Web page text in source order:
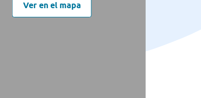
Ver en el mapa